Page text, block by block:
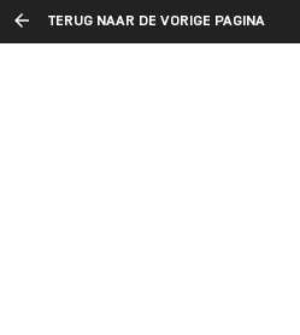
TERUG NAAR DE VORIGE PAGINA